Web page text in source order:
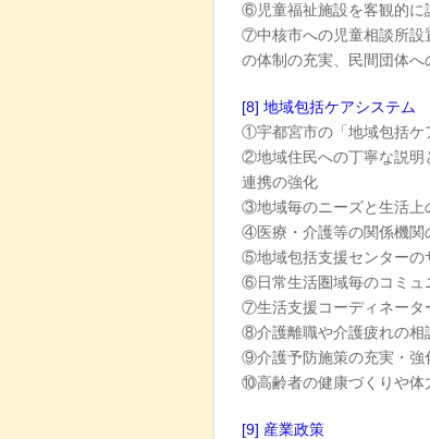
⑥児童福祉施設を客観的に
⑦中核市への児童相談所設
の体制の充実、民間団体へ
[8] 地域包括ケアシステム
①宇都宮市の「地域包括ケ
②地域住民への丁寧な説明
連携の強化
③地域毎のニーズと生活上
④医療・介護等の関係機関
⑤地域包括支援センターの
⑥日常生活圏域毎のコミュ
⑦生活支援コーディネータ
⑧介護離職や介護疲れの相
⑨介護予防施策の充実・強
⑩高齢者の健康づくりや体
[9] 産業政策